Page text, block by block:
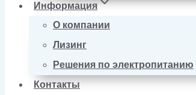
Информация
О компании
Лизинг
Решения по электропитанию
Контакты